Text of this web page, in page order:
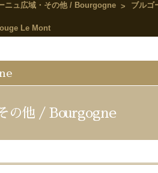
ニュ広域・その他 / Bourgogne
ブルゴ
Le Mont
の他 / Bourgogne